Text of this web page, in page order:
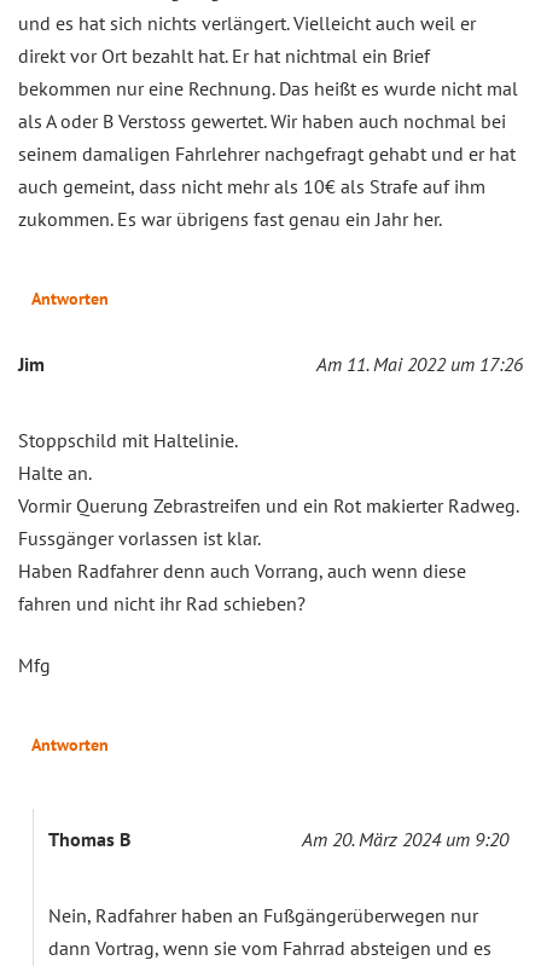
und es hat sich nichts verlängert. Vielleicht auch weil er
direkt vor Ort bezahlt hat. Er hat nichtmal ein Brief
bekommen nur eine Rechnung. Das heißt es wurde nicht mal
als A oder B Verstoss gewertet. Wir haben auch nochmal bei
seinem damaligen Fahrlehrer nachgefragt gehabt und er hat
auch gemeint, dass nicht mehr als 10€ als Strafe auf ihm
zukommen. Es war übrigens fast genau ein Jahr her.
Antworten
Jim Am 11. Mai 2022 um 17:26
Stoppschild mit Haltelinie.
Halte an.
Vormir Querung Zebrastreifen und ein Rot makierter Radweg.
Fussgänger vorlassen ist klar.
Haben Radfahrer denn auch Vorrang, auch wenn diese
fahren und nicht ihr Rad schieben?
Mfg
Antworten
Thomas B Am 20. März 2024 um 9:20
Nein, Radfahrer haben an Fußgängerüberwegen nur
dann Vortrag, wenn sie vom Fahrrad absteigen und es